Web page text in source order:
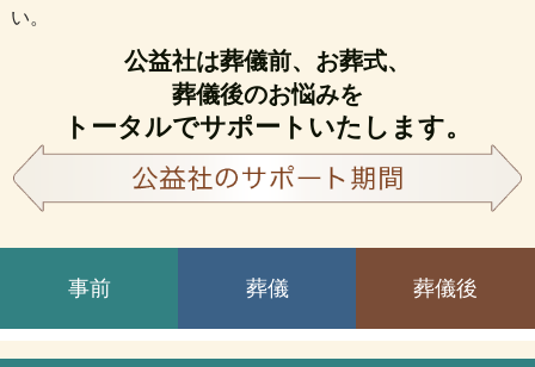
い。
公益社は葬儀前、お葬式、
葬儀後のお悩みを
トータルでサポートいたします。
事前 葬儀 葬儀後